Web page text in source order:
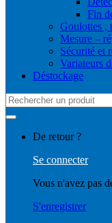
Fin
Goulottes ,
Mesure –
Sécurité et
Variateurs
Déstockage
Search
for:
De retour ?
Se connecter
Vous n'avez pas
S'enregistrer